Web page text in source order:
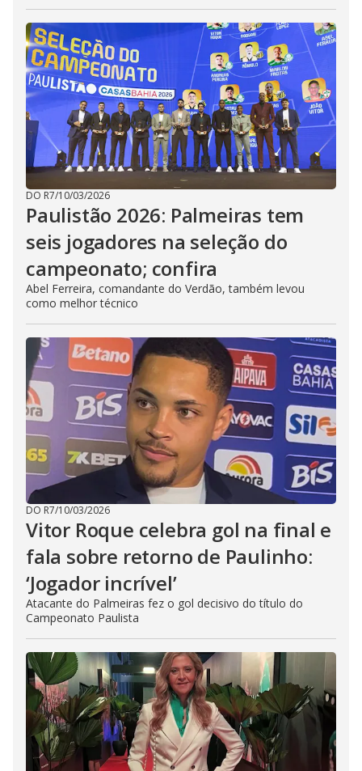
DO R7/10/03/2026
Paulistão 2026: Palmeiras tem
seis jogadores na seleção do
campeonato; confira
Abel Ferreira, comandante do Verdão, também levou
como melhor técnico
DO R7/10/03/2026
Vitor Roque celebra gol na final e
fala sobre retorno de Paulinho:
‘Jogador incrível’
Atacante do Palmeiras fez o gol decisivo do título do
Campeonato Paulista